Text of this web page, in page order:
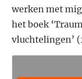
werken met
het boek
vluchtelingen’